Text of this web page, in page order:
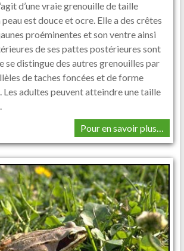
d’une vraie grenouille de taille
est douce et ocre. Elle a des crêtes
proéminentes et son ventre ainsi
de ses pattes postérieures sont
se distingue des autres grenouilles par
de taches foncées et de forme
Les adultes peuvent atteindre une taille
Pour en savoir plus…